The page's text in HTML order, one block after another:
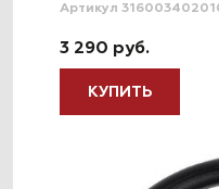
Артикул
3 290 руб.
КУПИТЬ